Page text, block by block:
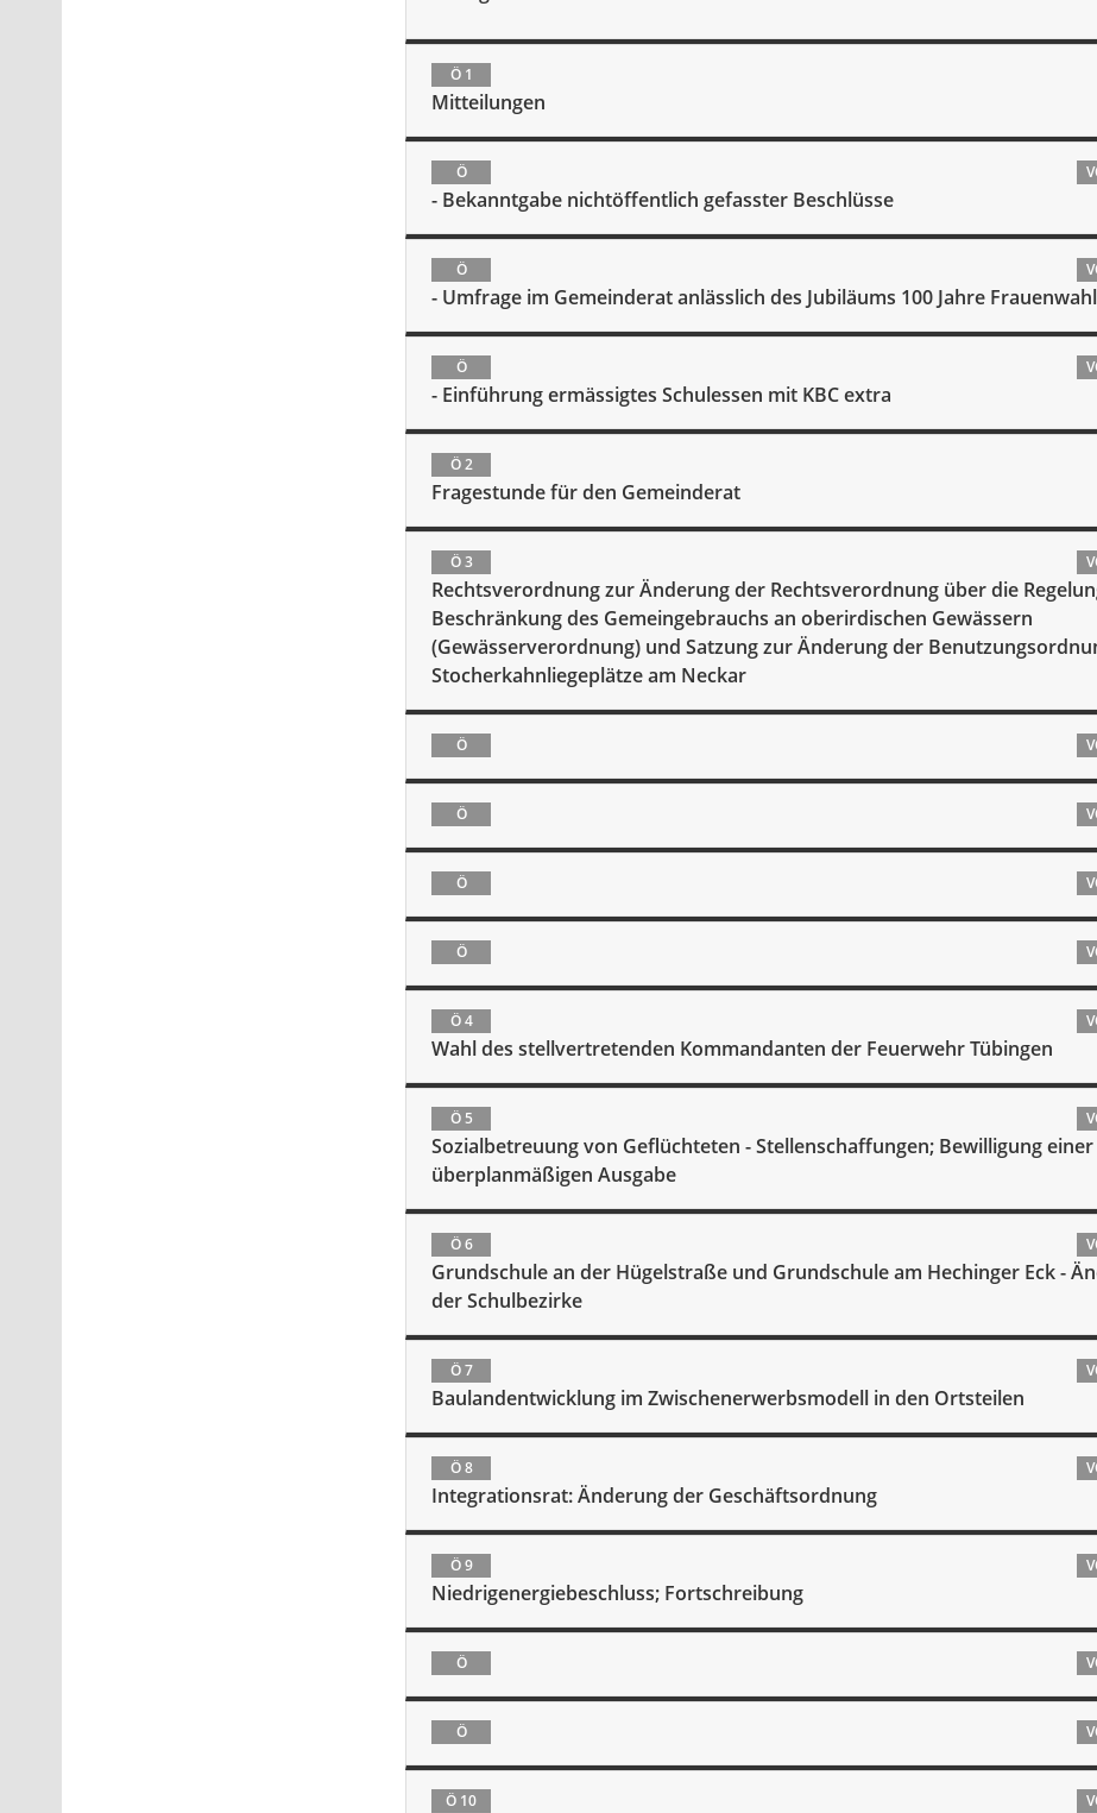
Ö 1
Mitteilungen
Ö
- Bekanntgabe nichtöffentlich gefasster Beschlüsse
Ö
- Umfrage im Gemeinderat anlässlich des Jubiläums 100 Jahre
Ö
- Einführung ermässigtes Schulessen mit KBC extra
Ö 2
Fragestunde für den Gemeinderat
Ö 3
Rechtsverordnung zur Änderung der Rechtsverordnung über die
Beschränkung des Gemeingebrauchs an oberirdischen Gewässern
(Gewässerverordnung) und Satzung zur Änderung der
Stocherkahnliegeplätze am Neckar
Ö
Ö
Ö
Ö
Ö 4
Wahl des stellvertretenden Kommandanten der Feuerwehr Tübingen
Ö 5
Sozialbetreuung von Geflüchteten - Stellenschaffungen; Bewilligung einer
überplanmäßigen Ausgabe
Ö 6
Grundschule an der Hügelstraße und Grundschule am Hechinger Eck -
der Schulbezirke
Ö 7
Baulandentwicklung im Zwischenerwerbsmodell in den Ortsteilen
Ö 8
Integrationsrat: Änderung der Geschäftsordnung
Ö 9
Niedrigenergiebeschluss; Fortschreibung
Ö
Ö
Ö 10